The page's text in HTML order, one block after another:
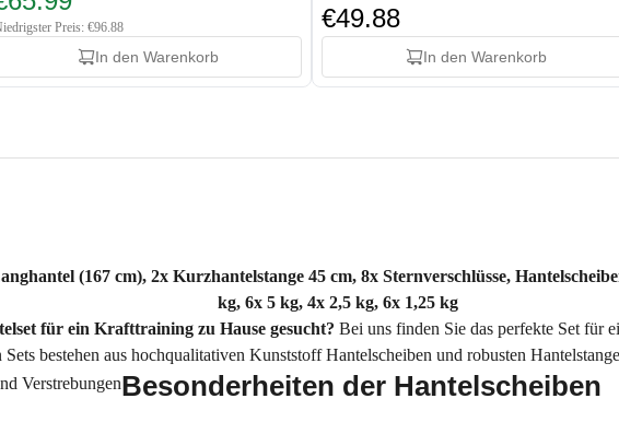
Preis: €96.88
In den Warenkorb
€49.88
In den Warenkorb
(167 cm), 2x Kurzhantelstange 45 cm, 8x Sternverschlüsse,
kg, 6x 5 kg, 4x 2,5 kg, 6x 1,25 kg
für ein Krafttraining zu Hause gesucht? Bei uns finden Sie das perfekte Set für
bestehen aus hochqualitativen Kunststoff Hantelscheiben und robusten
Besonderheiten der Hantelscheiben